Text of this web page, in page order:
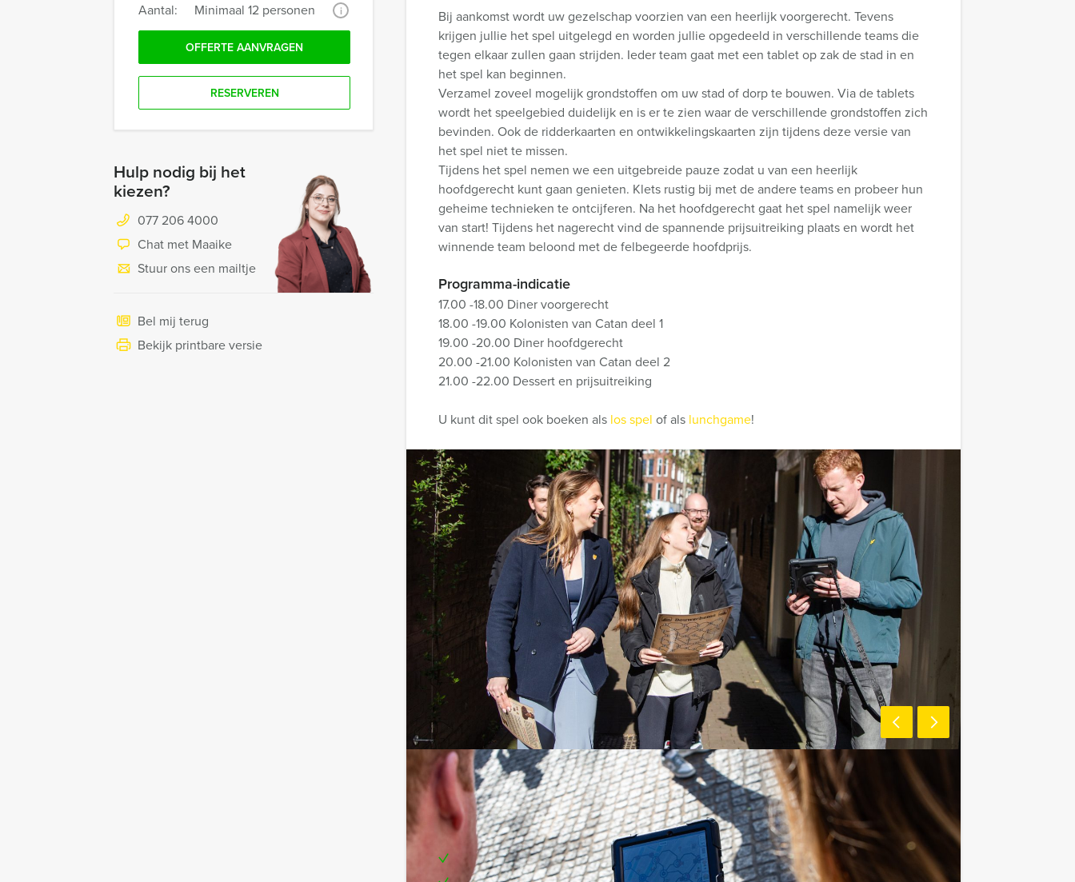
Aantal:
Minimaal 12 personen i
OFFERTE AANVRAGEN
RESERVEREN
Hulp nodig bij het
kiezen?
077 206 4000
Chat met Maaike
Stuur ons een mailtje
Bel mij terug
Bekijk printbare versie
Bij aankomst wordt uw gezelschap voorzien van een heerlijk voorgerecht. Tevens
krijgen jullie het spel uitgelegd en worden jullie opgedeeld in verschillende teams die
tegen elkaar zullen gaan strijden. Ieder team gaat met een tablet op zak de stad in en
het spel kan beginnen.
Verzamel zoveel mogelijk grondstoffen om uw stad of dorp te bouwen. Via de tablets
wordt het speelgebied duidelijk en is er te zien waar de verschillende grondstoffen zich
bevinden. Ook de ridderkaarten en ontwikkelingskaarten zijn tijdens deze versie van
het spel niet te missen.
Tijdens het spel nemen we een uitgebreide pauze zodat u van een heerlijk
hoofdgerecht kunt gaan genieten. Klets rustig bij met de andere teams en probeer hun
geheime technieken te ontcijferen. Na het hoofdgerecht gaat het spel namelijk weer
van start! Tijdens het nagerecht vind de spannende prijsuitreiking plaats en wordt het
winnende team beloond met de felbegeerde hoofdprijs.
Programma-indicatie
17.00 -18.00 Diner voorgerecht
18.00 -19.00 Kolonisten van Catan deel 1
19.00 -20.00 Diner hoofdgerecht
20.00 -21.00 Kolonisten van Catan deel 2
21.00 -22.00 Dessert en prijsuitreiking
U kunt dit spel ook boeken als los spel of als lunchgame!
Inclusief:
Tablets